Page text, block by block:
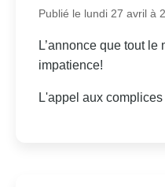
Publié le lundi 27 avril à
L’annonce que tout
impatience!
L'appel aux